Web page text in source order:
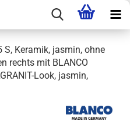
S, Keramik, jasmin, ohne
rechts mit BLANCO
Look, jasmin,